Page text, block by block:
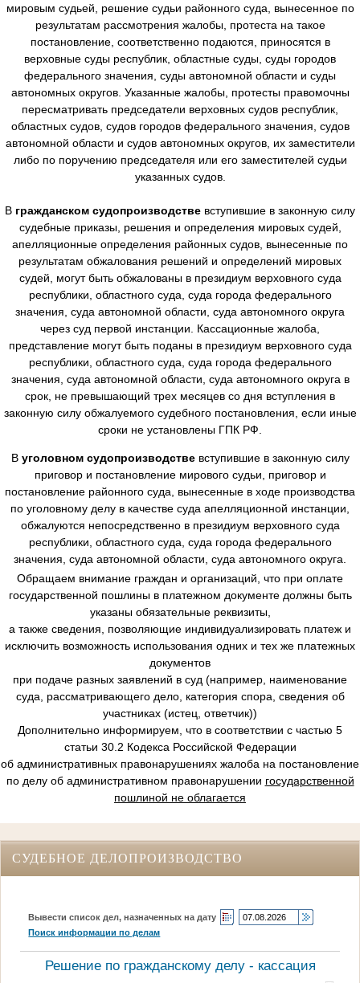
мировым судьей, решение судьи районного суда, вынесенное по
результатам рассмотрения жалобы, протеста на такое
постановление, соответственно подаются, приносятся в
верховные суды республик, областные суды, суды городов
федерального значения, суды автономной области и суды
автономных округов. Указанные жалобы, протесты правомочны
пересматривать председатели верховных судов республик,
областных судов, судов городов федерального значения, судов
автономной области и судов автономных округов, их заместители
либо по поручению председателя или его заместителей судьи
указанных судов.
В гражданском судопроизводстве вступившие в законную силу
судебные приказы, решения и определения мировых судей,
апелляционные определения районных судов, вынесенные по
результатам обжалования решений и определений мировых
судей, могут быть обжалованы в президиум верховного суда
республики, областного суда, суда города федерального
значения, суда автономной области, суда автономного округа
через суд первой инстанции. Кассационные жалоба,
представление могут быть поданы в президиум верховного суда
республики, областного суда, суда города федерального
значения, суда автономной области, суда автономного округа в
срок, не превышающий трех месяцев со дня вступления в
законную силу обжалуемого судебного постановления, если иные
сроки не установлены ГПК РФ.
В уголовном судопроизводствевступившие в законную силу
приговор и постановление мирового судьи, приговор и
постановление районного суда, вынесенные в ходе производства
по уголовному делу в качестве суда апелляционной инстанции,
обжалуются непосредственно в президиум верховного суда
республики, областного суда, суда города федерального
значения, суда автономной области, суда автономного округа.
Обращаем внимание граждан и организаций, что при оплате
государственной пошлины в платежном документе должны быть
указаны обязательные реквизиты,
а также сведения, позволяющие индивидуализировать платеж и
исключить возможность использования одних и тех же платежных
документов
при подаче разных заявлений в суд (например, наименование
суда, рассматривающего дело, категория спора, сведения об
участниках (истец, ответчик))
Дополнительно информируем, что в соответствии с частью 5
статьи 30.2 Кодекса Российской Федерации
об административных правонарушениях жалоба на постановление
по делу об административном правонарушении государственной
пошлиной не облагается
СУДЕБНОЕ ДЕЛОПРОИЗВОДСТВО
Вывести список дел, назначенных на дату
Поиск информации по делам
Решение по гражданскому делу - кассация